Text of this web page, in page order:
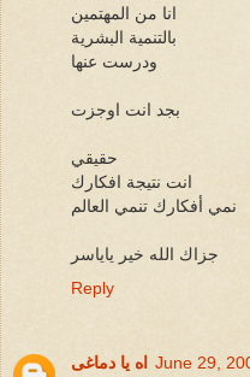
انا من المهتمين
بالتنمية البشرية
ودرست عنها
بجد انت اوجزت
حقيقي
انت نتيجة افكارك
نمي أفكارك تنمي العالم
جزاك الله خير ياياسر
Reply
اه يا دماغى
June 29,